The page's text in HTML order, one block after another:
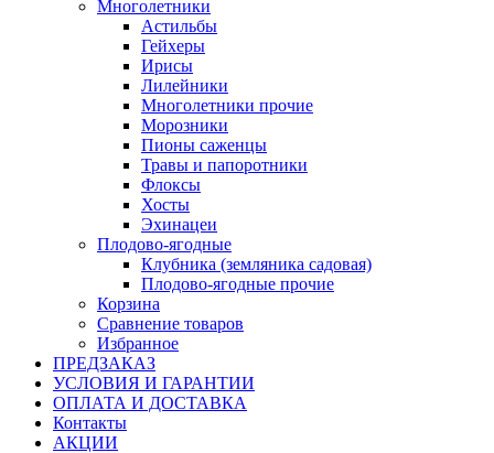
Многолетники
Астильбы
Гейхеры
Ирисы
Лилейники
Многолетники прочие
Морозники
Пионы саженцы
Травы и папоротники
Флоксы
Хосты
Эхинацеи
Плодово-ягодные
Клубника (земляника садовая)
Плодово-ягодные прочие
Корзина
Сравнение товаров
Избранное
ПРЕДЗАКАЗ
УСЛОВИЯ И ГАРАНТИИ
ОПЛАТА И ДОСТАВКА
Контакты
АКЦИИ